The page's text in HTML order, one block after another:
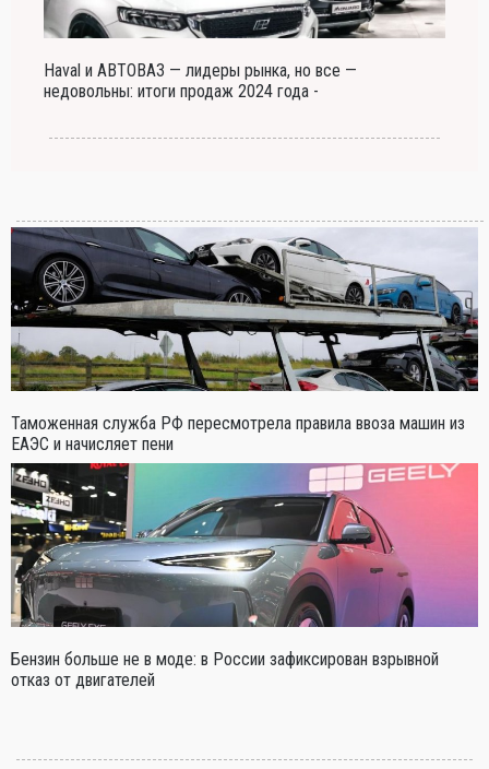
Haval и АВТОВАЗ — лидеры рынка, но все —
недовольны: итоги продаж 2024 года -
Таможенная служба РФ пересмотрела правила ввоза машин из
ЕАЭС и начисляет пени
Бензин больше не в моде: в России зафиксирован взрывной
отказ от двигателей